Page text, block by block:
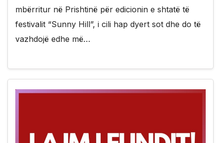
mbërritur në Prishtinë për edicionin e shtatë të
festivalit “Sunny Hill”, i cili hap dyert sot dhe do të
vazhdojë edhe më…